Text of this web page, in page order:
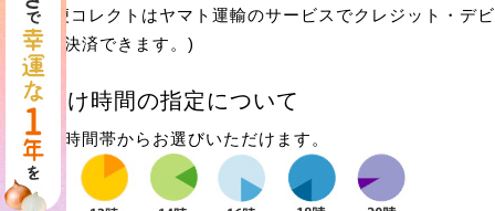
(宅配便コレクトはヤマト運輸のサービスでクレジット・デ
ードで決済できます。)
お届け時間の指定について
下記の時間帯からお選びいただけます。